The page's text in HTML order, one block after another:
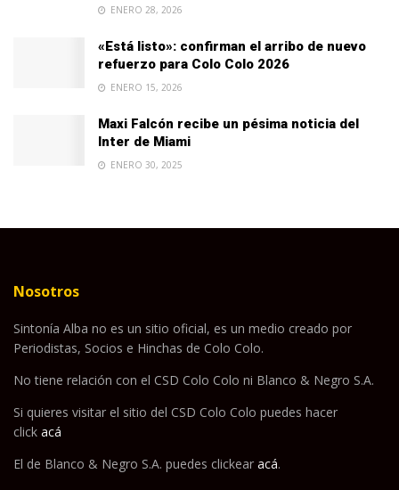
ENERO 28, 2026
«Está listo»: confirman el arribo de nuevo
refuerzo para Colo Colo 2026
ENERO 15, 2026
Maxi Falcón recibe un pésima noticia del
Inter de Miami
ENERO 30, 2025
Nosotros
Sintonía Alba no es un sitio oficial, es un medio creado por
Periodistas, Socios e Hinchas de Colo Colo.
No tiene relación con el CSD Colo Colo ni Blanco & Negro S.A.
Si quieres visitar el sitio del CSD Colo Colo puedes hacer
click acá
El de Blanco & Negro S.A. puedes clickear acá.